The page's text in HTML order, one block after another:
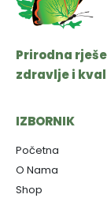
Prirodna
zdravlje i
IZBORNIK
Početna
O Nama
Shop